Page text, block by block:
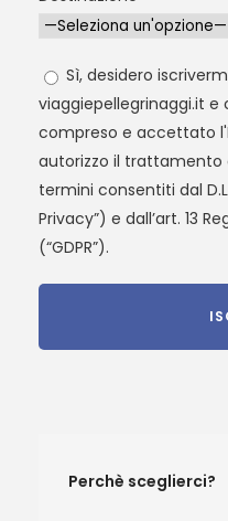
Sì, desidero
viaggiepellegrinaggi.it
compreso e accettato l'
autorizzo il trattamento
termini consentiti dal
Privacy”) e dall’art. 13
(“GDPR”).
Perchè sceglierci?